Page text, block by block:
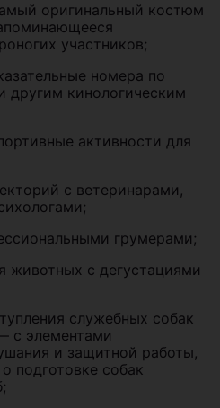
оригинальный костюм
участников;
номера по
другим кинологическим
активности для
с ветеринарами,
грумерами;
животных с дегустациями
служебных собак
с элементами
и защитной работы,
подготовке собак